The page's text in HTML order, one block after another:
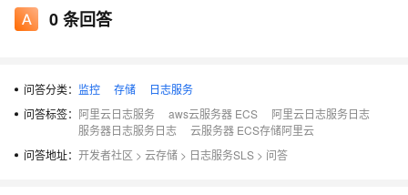
0条回答
问答分类： 监控 存储
日志服务
问答标签： 阿里云日志服务 aws云服务器 ECS
阿里云日志服务日志
服务器日志服务日志
云服务器 ECS存储阿里云
问答地址： 开发者社区 > 云存储 > 日志服务SLS > 问答